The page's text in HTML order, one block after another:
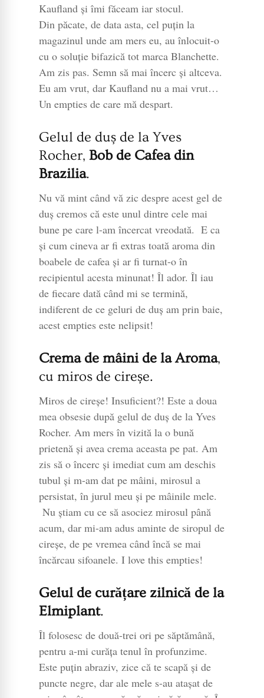
Kaufland și îmi făceam iar stocul.
Din păcate, de data asta, cel puțin la
magazinul unde am mers eu, au înlocuit-o
cu o soluție bifazică tot marca Blanchette.
Am zis pas. Semn să mai încerc și altceva.
Eu am vrut, dar Kaufland nu a mai vrut…
Un empties de care mă despart.
Gelul de duș de la Yves
Rocher, Bob de Cafea din
Brazilia.
Nu vă mint când vă zic despre acest gel de
duș cremos că este unul dintre cele mai
bune pe care l-am încercat vreodată. E ca
și cum cineva ar fi extras toată aroma din
boabele de cafea și ar fi turnat-o în
recipientul acesta minunat! Îl ador. Îl iau
de fiecare dată când mi se termină,
indiferent de ce geluri de duș am prin baie,
acest empties este nelipsit!
Crema de mâini de la Aroma,
cu miros de cireșe.
Miros de cireșe! Insuficient?! Este a doua
mea obsesie după gelul de duș de la Yves
Rocher. Am mers în vizită la o bună
prietenă și avea crema aceasta pe pat. Am
zis să o încerc și imediat cum am deschis
tubul și m-am dat pe mâini, mirosul a
persistat, în jurul meu și pe mâinile mele.
Nu știam cu ce să asociez mirosul până
acum, dar mi-am adus aminte de siropul de
cireșe, de pe vremea când încă se mai
încărcau sifoanele. I love this empties!
Gelul de curățare zilnică de la
Elmiplant.
Îl folosesc de două-trei ori pe săptămână,
pentru a-mi curăța tenul în profunzime.
Este puțin abraziv, zice că te scapă și de
puncte negre, dar ale mele s-au atașat de